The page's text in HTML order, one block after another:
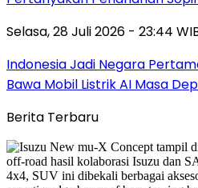
Selasa, 28 Juli 2026 - 23:44
Indonesia Jadi Negara
Bawa Mobil Listrik AI Masa
Berita Terbaru